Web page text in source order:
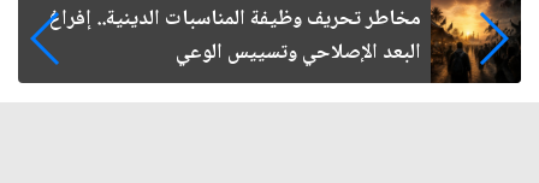
زيارة الأربعين.. من الفاعلية المجتمعية إلى المواطنة
الفاعلة